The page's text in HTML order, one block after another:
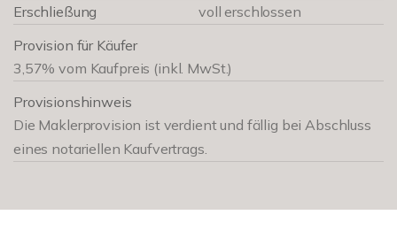
Erschließung
voll erschlossen
Provision für Käufer
3,57% vom Kaufpreis (inkl. MwSt.)
Provisionshinweis
Die Maklerprovision ist verdient und fällig bei Abschluss
eines notariellen Kaufvertrags.